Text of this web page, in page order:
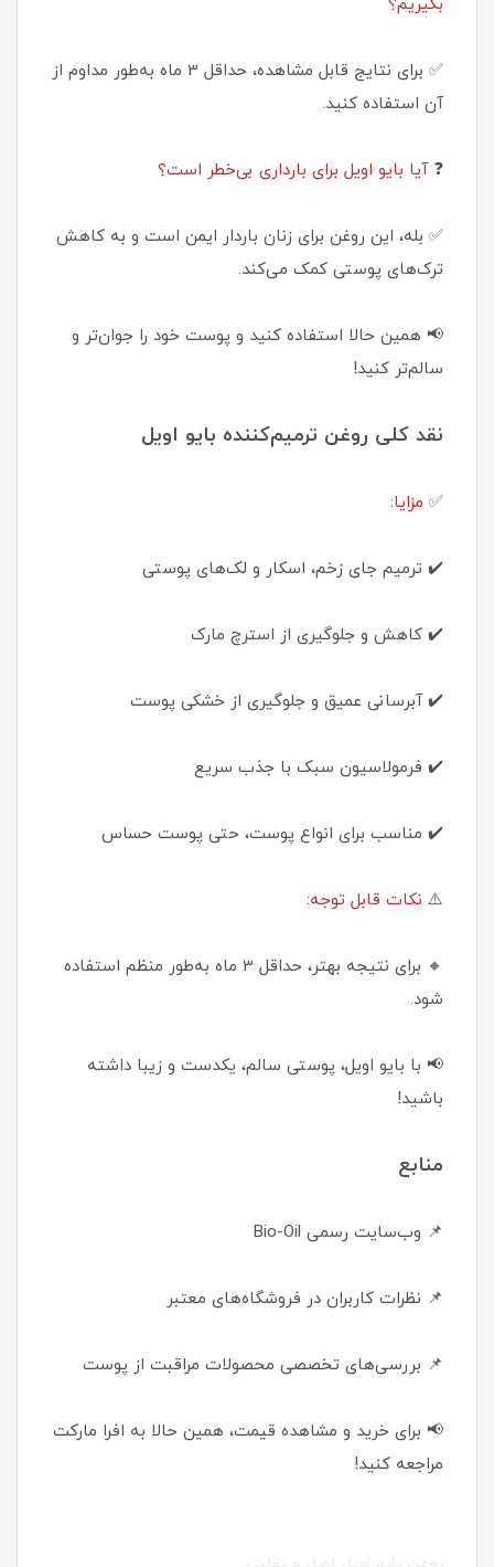
بگیریم؟
✅ برای نتایج قابل مشاهده، حداقل 3 ماه به‌طور مداوم از
آن استفاده کنید.
❓آیا بایو اویل برای بارداری بی‌خطر است؟
✅ بله، این روغن برای زنان باردار ایمن است و به کاهش
ترک‌های پوستی کمک می‌کند.
📢 همین حالا استفاده کنید و پوست خود را جوان‌تر و
سالم‌تر کنید!
نقد کلی روغن ترمیم‌کننده بایو اویل
✅ مزایا:
✔️ ترمیم جای زخم، اسکار و لک‌های پوستی
✔️ کاهش و جلوگیری از استرچ مارک
✔️ آبرسانی عمیق و جلوگیری از خشکی پوست
✔️ فرمولاسیون سبک با جذب سریع
✔️ مناسب برای انواع پوست، حتی پوست حساس
⚠️ نکات قابل توجه:
🔸 برای نتیجه بهتر، حداقل 3 ماه به‌طور منظم استفاده
شود.
📢 با بایو اویل، پوستی سالم، یکدست و زیبا داشته
باشید!
منابع
📌 وب‌سایت رسمی Bio-Oil
📌 نظرات کاربران در فروشگاه‌های معتبر
📌 بررسی‌های تخصصی محصولات مراقبت از پوست
📢 برای خرید و مشاهده قیمت، همین حالا به افرا مارکت
مراجعه کنید!